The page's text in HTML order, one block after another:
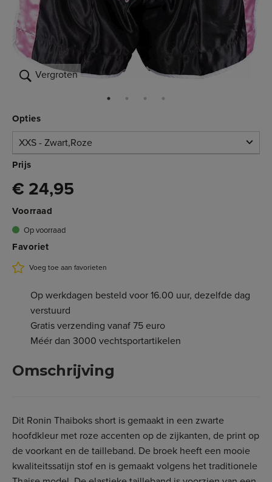
Vergroten
Opties
XXS - Zwart,Roze
XXS -
Zwart,Roze
3.180.070XXS
XS - Zwart,Roze
3.180.070XS
S - Zwart,Roze
3.180.070M
3.180.070L Op voorraad € 24,95
XL - Zwart,Roze
3.180.070XL Niet op voorraad
Prijs
€ 24,95
Voorraad
Op voorraad
Favoriet
Voeg toe aan favorieten
Op werkdagen besteld voor 16.00 uur, dezelfde dag
verstuurd
Gratis verzending vanaf 75 euro
Méér dan 3000 vechtsportartikelen
Omschrijving
Dit Ronin Thaiboks short is gemaakt in een zwarte
hoofdkleur met roze accenten op de zijkanten, de print op
de voorkant en de tailleband. De broek heeft een mooie
kwaliteitssatijn stof en is gemaakt volgens het traditionele